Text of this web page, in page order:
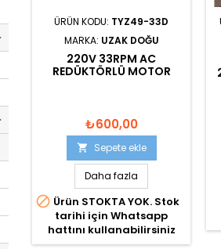
ÜRÜN KODU: TYZ49-33D
MARKA: UZAK DOĞU
220V 33RPM AC
REDÜKTÖRLÜ MOTOR
₺600,00
 Sepete ekle
Daha fazla
 Ürün STOKTA YOK. Stok
tarihi için Whatsapp
hattını kullanabilirsiniz